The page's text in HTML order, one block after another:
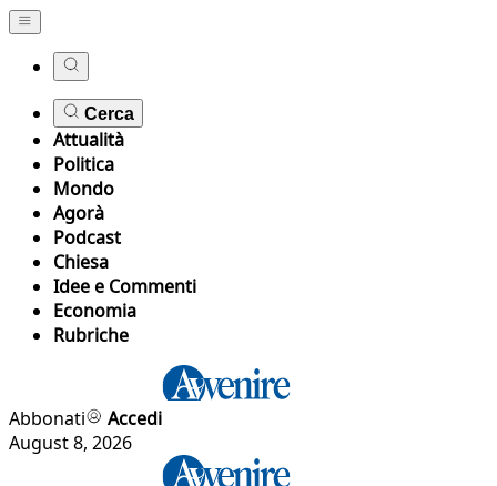
Cerca
Attualità
Politica
Mondo
Agorà
Podcast
Chiesa
Idee e Commenti
Economia
Rubriche
Abbonati
Accedi
August 8, 2026